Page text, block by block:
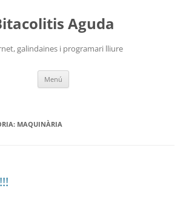
Aguda
galindaines i programari lliure
Menú
MAQUINÀRIA